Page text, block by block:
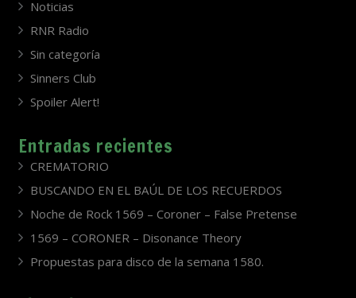
Noticias
RNR Radio
Sin categoría
Sinners Club
Spoiler Alert!
Entradas recientes
CREMATORIO
BUSCANDO EN EL BAÚL DE LOS RECUERDOS
Noche de Rock 1569 – Coroner – False Pretense
1569 – CORONER – Disonance Theory
Propuestas para disco de la semana 1580.